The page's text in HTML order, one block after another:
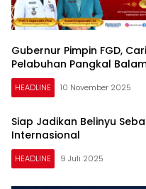
Gubernur Pimpin FGD,
Pelabuhan Pangkal
HEADLINE 10 November 2025
Siap Jadikan Belinyu
Internasional
HEADLINE 9 Juli 2025